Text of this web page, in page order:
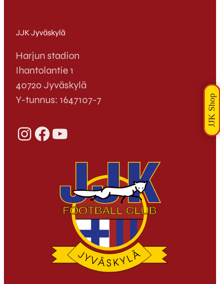
JJK Jyväskylä
Harjun stadion
Ihantolantie 1
40720 Jyväskylä
Y-tunnus: 1647107-7
InstagramFacebook YouTube